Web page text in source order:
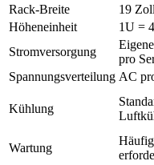
Rack-Breite
19
Höheneinheit
1U =
Stromversorgung
pro
Spannungsverteilung AC
Kühlung
Wartung